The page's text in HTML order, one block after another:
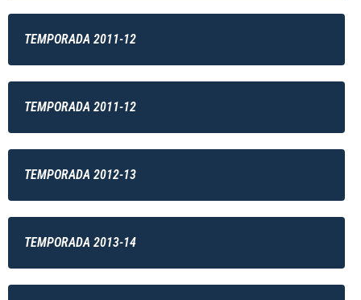
TEMPORADA 2011-12
TEMPORADA 2011-12
TEMPORADA 2012-13
TEMPORADA 2013-14